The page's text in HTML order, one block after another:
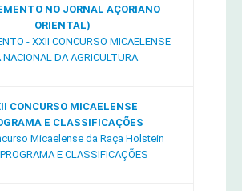
NO JORNAL AÇORIANO
ORIENTAL)
CONCURSO MICAELENSE
E CLASSIFICAÇÕES